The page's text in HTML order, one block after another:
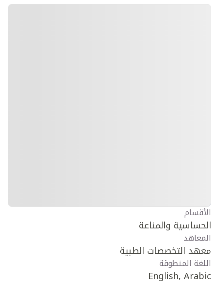
الأقسام
الحساسية والمناعة
المعاهد
معهد التخصصات الطبية
اللغة المنطوقة
English, Arabic